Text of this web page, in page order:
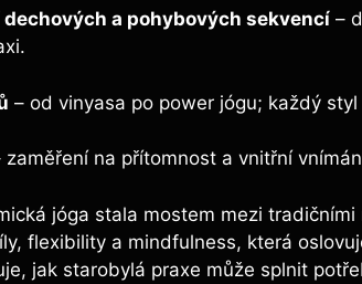
a pohybových sekvencí –
– od vinyasa po power jógu; každý
zaměření na přítomnost a vnitřní
jóga stala mostem mezi
flexibility a mindfulness, která
jak starobylá praxe může splnit